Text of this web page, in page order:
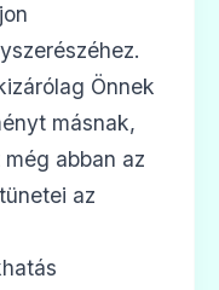
Önnek
másnak,
abban az
az